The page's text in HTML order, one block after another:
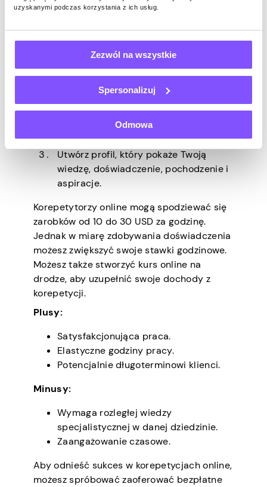
uzyskanymi podczas korzystania z ich usług.
Zezwól na wszystkie
Spersonalizuj
Odmowa
Wszystko, co musisz zrobić, to być
przekazać te informacje dalej.
Jak rozpocząć korepetycje online:
ekspertem.
Zarejestruj się na platformach takich
jak Tutor, Chegg Tutors, Preply i
innych.
Utwórz profil, który pokaże Twoją
wiedzę, doświadczenie, pochodzenie i
aspiracje.
Korepetytorzy online mogą spodziewać się
zarobków od 10 do 30 USD za godzinę.
Jednak w miarę zdobywania doświadczenia
możesz zwiększyć swoje stawki godzinowe.
Możesz także stworzyć kurs online na
drodze, aby uzupełnić swoje dochody z
korepetycji.
Plusy:
Satysfakcjonująca praca.
Elastyczne godziny pracy.
Potencjalnie długoterminowi klienci.
Minusy:
Wymaga rozległej wiedzy
specjalistycznej w danej dziedzinie.
Zaangażowanie czasowe.
Aby odnieść sukces w korepetycjach online,
możesz spróbować zaoferować bezpłatne